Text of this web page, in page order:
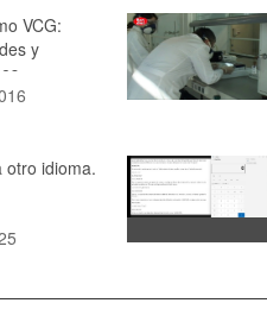
Anar amb
1:09 · 2015
2:59 · 2026